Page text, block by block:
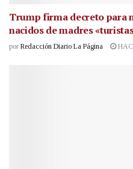
Trump firma decreto para
nacidos de madres
por Redacción Diario La Página